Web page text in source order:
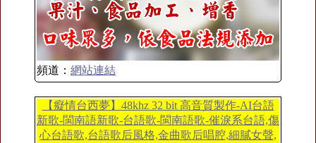
頻道： 網站連結
【癡情台西夢】48khz 32 bit 高音質製作-AI台語
新歌-閩南語新歌-台語歌-閩南語歌-催淚系台語,傷
心台語歌,台語歌后風格,金曲歌后唱腔,細膩女聲,